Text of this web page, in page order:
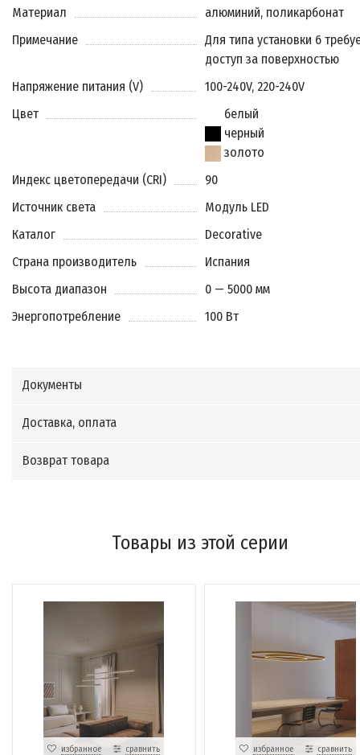
Материал
алюминий, поликарбонат
Примечание
Для типа установки 6
доступ за поверхностью
Напряжение питания (V)
100-240V, 220-240V
Цвет
белый
черный
золото
Индекс цветопередачи (CRI)
90
Источник света
Модуль LED
Каталог
Decorative
Страна производитель
Испания
Высота диапазон
0 — 5000 мм
Энергопотребление
100 Вт
Документы
Доставка, оплата
Возврат товара
Товары из этой серии
избранное сравнить избранное сравнить